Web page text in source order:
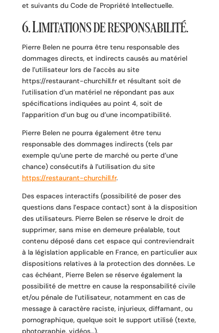
et suivants du Code de Propriété Intellectuelle.
6. Limitations de responsabilité.
Pierre Belen ne pourra être tenu responsable des
dommages directs, et indirects causés au matériel
de l’utilisateur lors de l’accès au site
https://restaurant-churchill.fr et résultant soit de
l’utilisation d’un matériel ne répondant pas aux
spécifications indiquées au point 4, soit de
l’apparition d’un bug ou d’une incompatibilité.
Pierre Belen ne pourra également être tenu
responsable des dommages indirects (tels par
exemple qu’une perte de marché ou perte d’une
chance) consécutifs à l’utilisation du site
https://restaurant-churchill.fr.
Des espaces interactifs (possibilité de poser des
questions dans l’espace contact) sont à la disposition
des utilisateurs. Pierre Belen se réserve le droit de
supprimer, sans mise en demeure préalable, tout
contenu déposé dans cet espace qui contreviendrait
à la législation applicable en France, en particulier aux
dispositions relatives à la protection des données. Le
cas échéant, Pierre Belen se réserve également la
possibilité de mettre en cause la responsabilité civile
et/ou pénale de l’utilisateur, notamment en cas de
message à caractère raciste, injurieux, diffamant, ou
pornographique, quelque soit le support utilisé (texte,
photographie, vidéos…).